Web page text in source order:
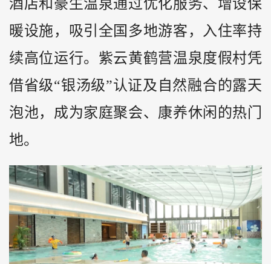
酒店和豪生温泉通过优化服务、增设保
暖设施，吸引全国多地游客，入住率持
续高位运行。紫云黄鹤营温泉度假村凭
借省级“银汤级”认证及自然融合的露天
泡池，成为家庭聚会、康养休闲的热门
地。